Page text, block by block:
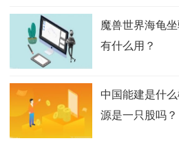
魔兽世界海龟
有什么用？
中国能建是什
源是一只股吗？